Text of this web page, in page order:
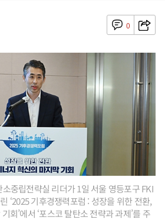
0
중립전략실 리더가 1일 서울 영등포구 FKI
‘2025 기후경쟁력포럼 : 성장을 위한 전환,
회’에서 ‘포스코 탈탄소 전략과 과제’를 주